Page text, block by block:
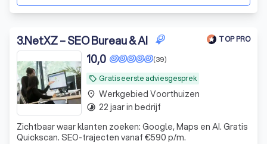
3.NetXZ – SEO Bureau & AI TOP PRO
local_offer Gratis eerste adviesgesprek
(39)
10,0
Zichtbaar waar klanten zoeken: Google, Maps en AI. Gratis
Quickscan. SEO-trajecten vanaf €590 p/m.
place Werkgebied Voorthuizen
timelapse 22 jaar in bedrijf